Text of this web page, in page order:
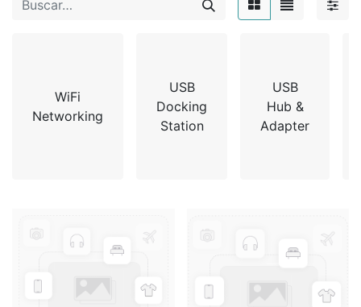
WiFi
Networking
USB
Docking
Station
USB
Hub &
Adapter